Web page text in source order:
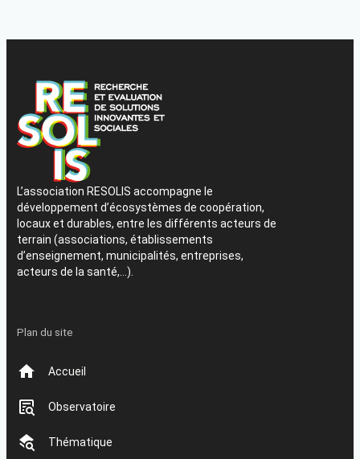
L’association RESOLIS accompagne le
développement d’écosystèmes de coopération,
locaux et durables, entre les différents acteurs de
terrain (associations, établissements
d’enseignement, municipalités, entreprises,
acteurs de la santé,…).
Plan du site
Accueil
Observatoire
Thématique